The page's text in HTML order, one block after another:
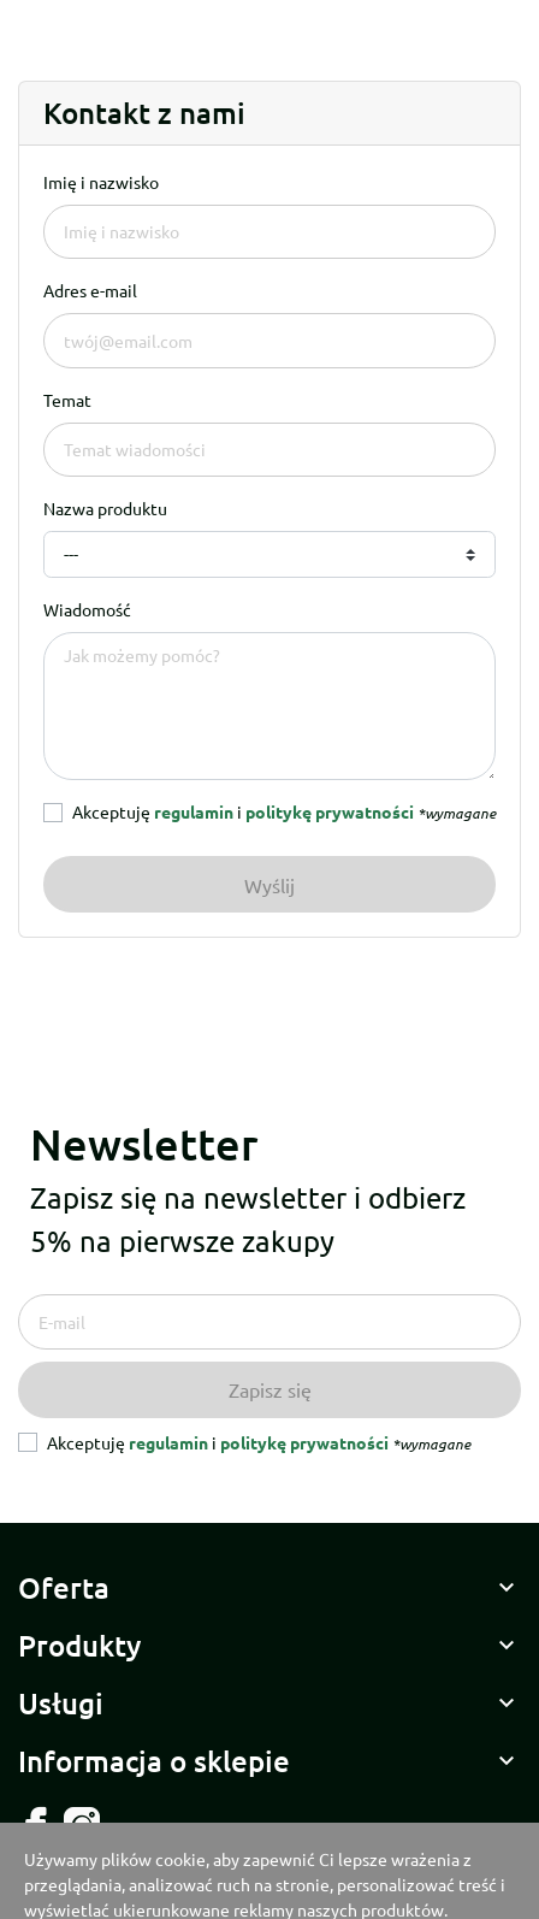
Kontakt z nami
Imię i nazwisko
Adres e-mail
Temat
Nazwa produktu
---
Wiadomość
Akceptuję regulamin i politykę prywatności *wymagane
Newsletter
Zapisz się na newsletter i odbierz
5% na pierwsze zakupy
Akceptuję regulamin i politykę prywatności *wymagane
Oferta 
Produkty 
Usługi 
Informacja o sklepie 
Polityka prywatności
Używamy plików cookie, aby zapewnić Ci lepsze wrażenia z
przeglądania, analizować ruch na stronie, personalizować treść i
wyświetlać ukierunkowane reklamy naszych produktów.